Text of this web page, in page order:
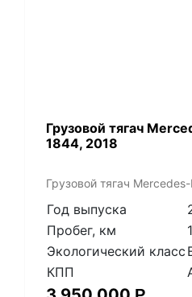
Грузовой тягач
1844, 2018
Грузовой тягач
Год выпуска
Пробег, км
Экологический класс
КПП